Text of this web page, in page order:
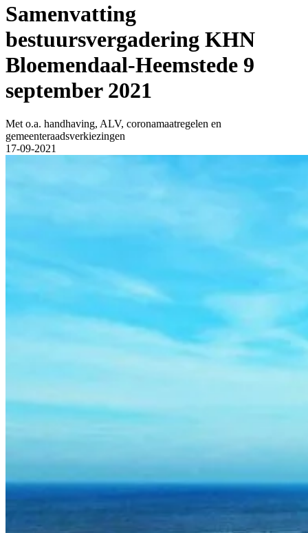
Samenvatting
bestuursvergadering KHN
Bloemendaal-Heemstede 9
september 2021
Met o.a. handhaving, ALV, coronamaatregelen en
gemeenteraadsverkiezingen
17-09-2021